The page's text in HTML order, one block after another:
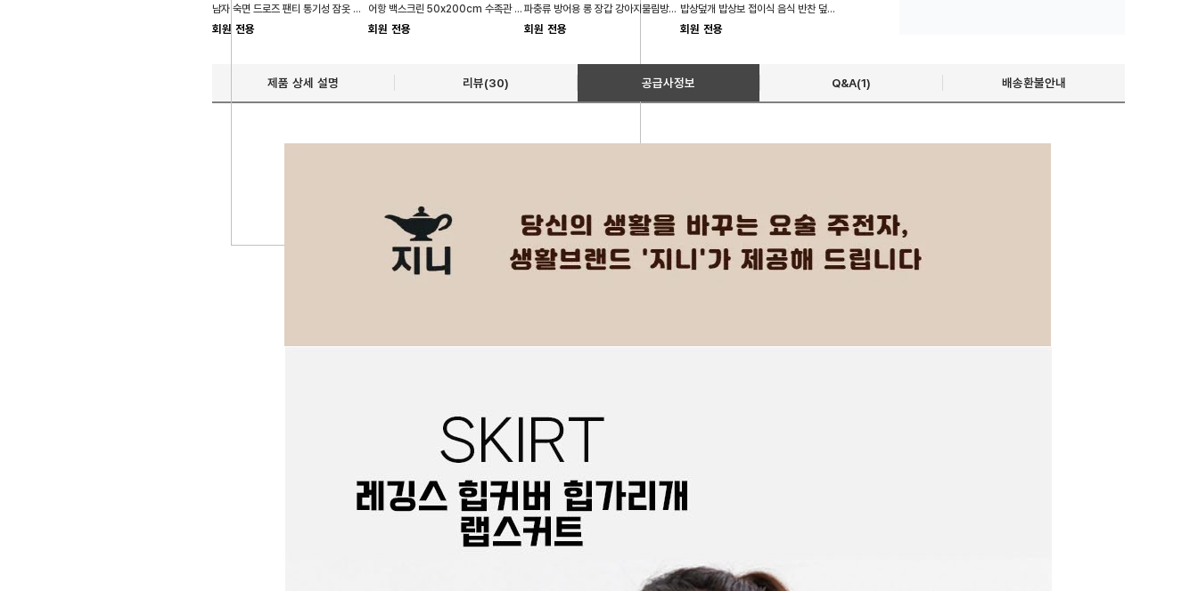
남자 숙면 드로즈 팬티 통기성 잠옷 시원한 치마팬티
회원 전용
어항 백스크린 50x200cm 수족관 열대어 암막시트지
회원 전용
파충류 방어용 롱 장갑 강아지물림방지 안전 훈련용품
회원 전용
밥상덮개 밥상보 접이식 음식 반찬 덮개 상커버 식탁커버 푸드커버
회원 전용
제품 상세 설명 리뷰(30) 공급사정보 Q&A(1) 배송환불안내